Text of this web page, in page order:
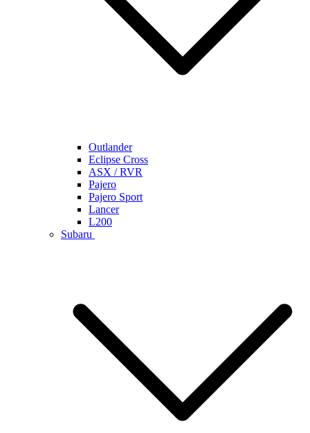
Outlander
Eclipse Cross
ASX / RVR
Pajero
Pajero Sport
Lancer
L200
Subaru